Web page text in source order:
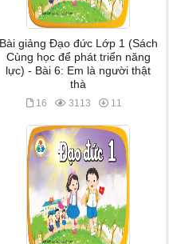
Bài giảng Đạo đức Lớp 1 (Sách
Cùng học để phát triển năng
lực) - Bài 6: Em là người thật
thà
16 3113 11